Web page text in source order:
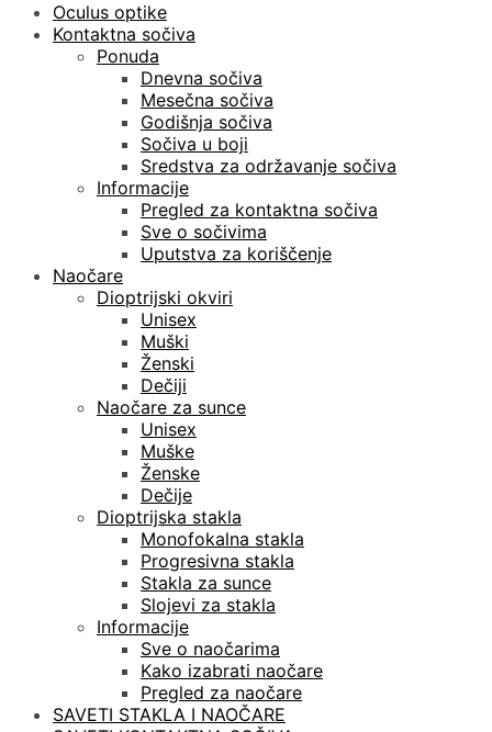
Oculus optike
Kontaktna sočiva
Ponuda
Dnevna sočiva
Mesečna sočiva
Godišnja sočiva
Sočiva u boji
Sredstva za održavanje sočiva
Informacije
Pregled za kontaktna sočiva
Sve o sočivima
Uputstva za koriščenje
Naočare
Dioptrijski okviri
Unisex
Muški
Ženski
Dečiji
Naočare za sunce
Unisex
Muške
Ženske
Dečije
Dioptrijska stakla
Monofokalna stakla
Progresivna stakla
Stakla za sunce
Slojevi za stakla
Informacije
Sve o naočarima
Kako izabrati naočare
Pregled za naočare
SAVETI STAKLA I NAOČARE